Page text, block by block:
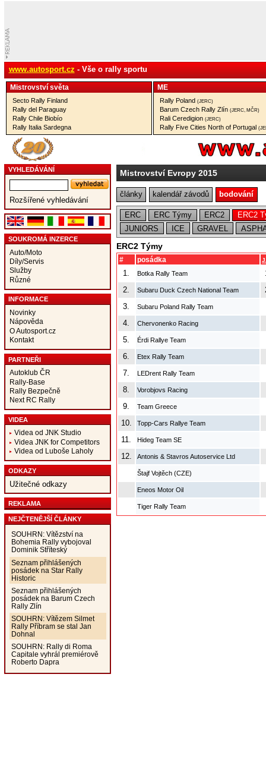
www.autosport.cz - Vše o rally sportu
Mistrovství­ světa
Secto Rally Finland
Rally del Paraguay
Rally Chile Biobío
Rally Italia Sardegna
ME
Rally Poland (JERC)
Barum Czech Rally Zlín (JERC, MČR)
Rali Ceredigion (JERC)
Rally Five Cities North of Portugal
VYHLEDÁVÁNÍ
Rozšířené vyhledávání
SOUKROMÁ INZERCE
Auto/Moto
Díly/Servis
Služby
Různé
INFORMACE
Novinky
Nápověda
O Autosport.cz
Kontakt
PARTNEŘI
Autoklub ČR
Rally-Base
Rally Bezpečně
Next RC Rally
VIDEA
Videa od JNK Studio
Videa JNK for Competitors
Videa od Luboše Laholy
ODKAZY
Užitečné odkazy
REKLAMA
NEJČTENĚJŠÍ ČLÁNKY
SOUHRN: Vítězství na
Bohemia Rally vybojoval
Dominik Stříteský
Seznam přihlášených
posádek na Star Rally
Historic
Seznam přihlášených
posádek na Barum Czech
Rally Zlín
SOUHRN: Vítězem Silmet
Rally Příbram se stal Jan
Dohnal
SOUHRN: Rally di Roma
Capitale vyhrál premiérově
Roberto Dapra
Mistrovství Evropy 2015
články kalendář závodů bodování
ERC ERC Týmy ERC2
ERC2
JUNIORS
ICE GRAVEL
ERC2 Týmy
# posádka
1. Botka Rally Team
2.
Subaru Duck Czech National Team
3.
Subaru Poland Rally Team
4. Chervonenko Racing
5. Érdi Rallye Team
6. Etex Rally Team
7. LEDrent Rally Team
8. Vorobjovs Racing
9. Team Greece
10. Topp-Cars Rallye Team
11. Hideg Team SE
12. Antonis & Stavros Autoservice Ltd
Štajf Vojtěch (CZE)
Eneos Motor Oil
Tiger Rally Team